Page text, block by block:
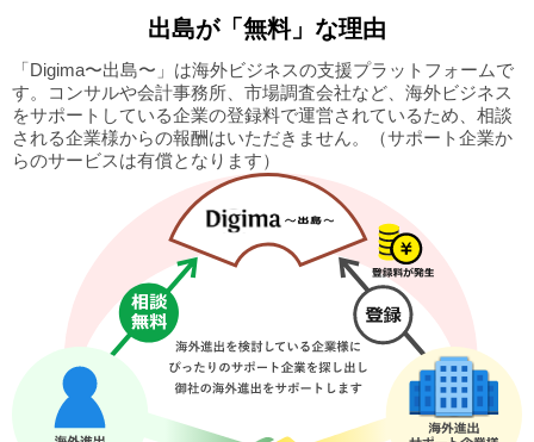
出島が「無料」な理由
「Digima〜出島〜」は海外ビジネスの支援プラットフォームで
す。
コンサルや会計事務所、市場調査会社など、海外ビジネス
をサポートしている企業の登録料で運営されているため、相談
される企業様からの報酬はいただきません。
（サポート企業か
らのサービスは有償となります）